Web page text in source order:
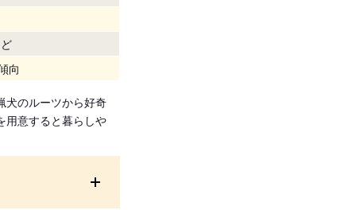
向
犬のルーツから好奇
用意すると暮らしや